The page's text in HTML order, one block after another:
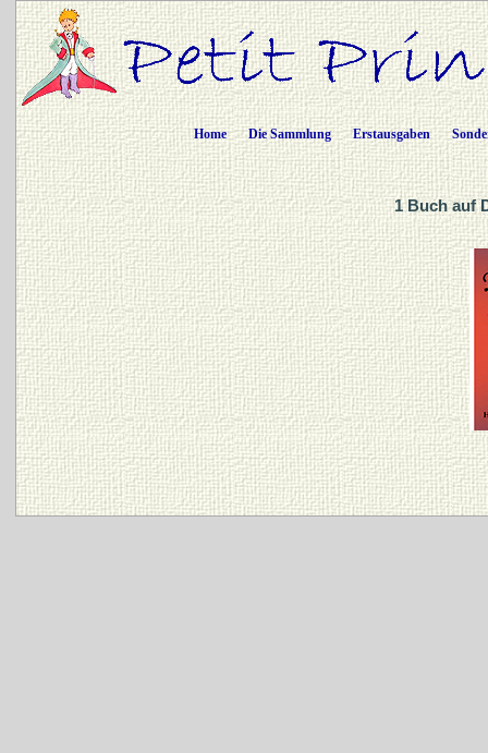
Home Die Sammlung Erstausgaben
1 Buch auf